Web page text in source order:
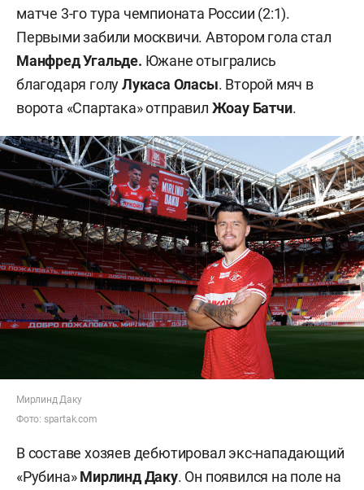
матче 3-го тура чемпионата России (2:1).
Первыми забили москвичи. Автором гола стал
Манфред Угальде. Южане отыгрались
благодаря голуЛукаса Оласы. Второй мяч в
ворота «Спартака» отправил Жоау Батчи.
Мирлинд Даку
Фото: spartak.com
В составе хозяев дебютировал экс-нападающий
«Рубина»Мирлинд Даку. Он появился на поле на